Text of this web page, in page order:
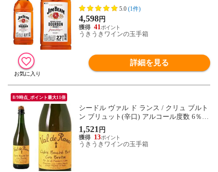
5.0 (1件)
4,598円
41
うきうきワインの玉手箱
詳細を見る
8/9時点_ポイント最大11倍
シードル ヴァル ド ランス / クリュ ブルト
ン ブリュット(辛口) アルコール度数 6％ 7
50ml
1,521 円
13
うきうきワインの玉手箱